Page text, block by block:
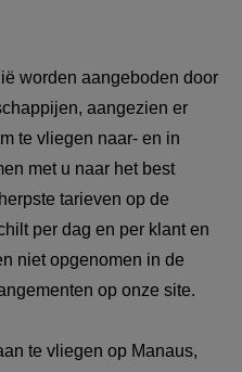
worden aangeboden door
aangezien er
te vliegen naar- en in
met u naar het best
tarieven op de
per dag en per klant en
niet opgenomen in de
op onze site.
te vliegen op Manaus,